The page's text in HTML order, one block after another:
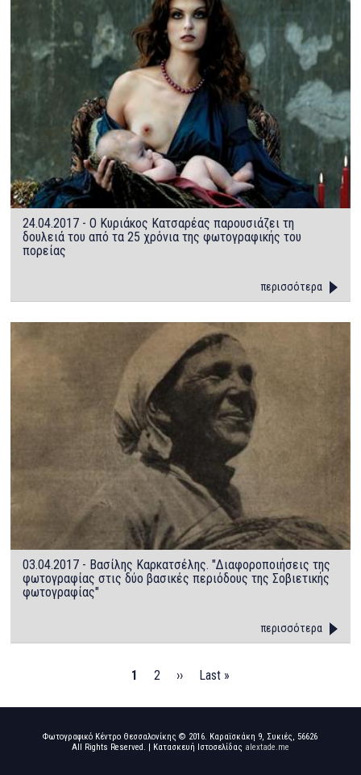
24.04.2017 - O Κυριάκος Κατσαρέας παρουσιάζει τη
δουλειά του από τα 25 χρόνια της φωτογραφικής του
πορείας
περισσότερα
03.04.2017 - Βασίλης Καρκατσέλης. "Διαφοροποιήσεις της
φωτογραφίας στις δύο βασικές περιόδους της Σοβιετικής
φωτογραφίας"
περισσότερα
Τρέχουσα
1 Page
2
Next
››
Last
Last »
Φωτογραφικό Κέντρο Θεσσαλονίκης © 2016. Καραϊσκάκη 9, Συκιές, 56626
All Rights Reserved. | Κατασκευή Ιστοσελίδας alextade.me